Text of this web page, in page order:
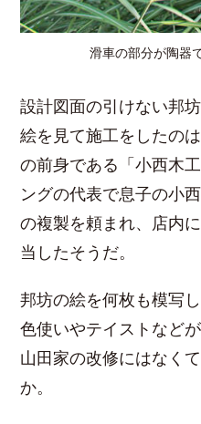
滑車の部分が陶器
設計図面の引けない邦
絵を見て施工をしたの
の前身である「小西木
ングの代表で息子の小
の複製を頼まれ、店内
当したそうだ。
邦坊の絵を何枚も模写
色使いやテイストなど
山田家の改修にはなく
か。